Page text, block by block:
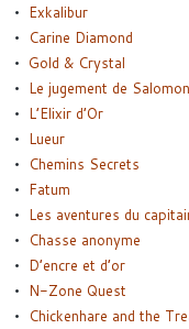
Exkalibur
Carine Diamond
Gold & Crystal
Le jugement de Salomon
L’Elixir d’Or
Lueur
Chemins Secrets
Fatum
Les aventures du
Chasse anonyme
D’encre et d’or
N-Zone Quest
Chickenhare and the